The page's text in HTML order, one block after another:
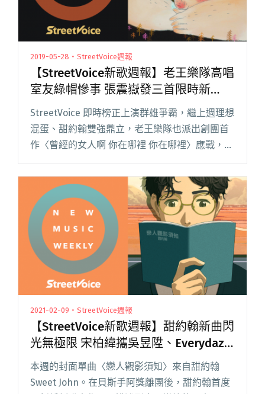
2019-05-28・StreetVoice週報
【StreetVoice新歌週報】老王樂隊高唱
室友綠帽慘事 張震嶽發三首限時新
demo
StreetVoice 即時榜正上演群雄爭霸，繼上週理想
混蛋、甜約翰雙強鼎立，老王樂隊也派出創團首
作〈曾經的女人啊 你在哪裡 你在哪裡〉應戰，曾
希望前室友現在一切都好。永喬 Yung-Chiao 以
閱讀全文 "【StreetVoice新歌週報】老王樂隊高
唱室友綠帽慘事 張震嶽發三首限時新demo"
2021-02-09・StreetVoice週報
【StreetVoice新歌週報】甜約翰新曲閃
光無極限 宋柏緯攜吳昱陞、Everydaze
共編新作
本週的封面單曲〈戀人觀影須知〉來自甜約翰
Sweet John。在貝斯手阿獎離團後，甜約翰首度